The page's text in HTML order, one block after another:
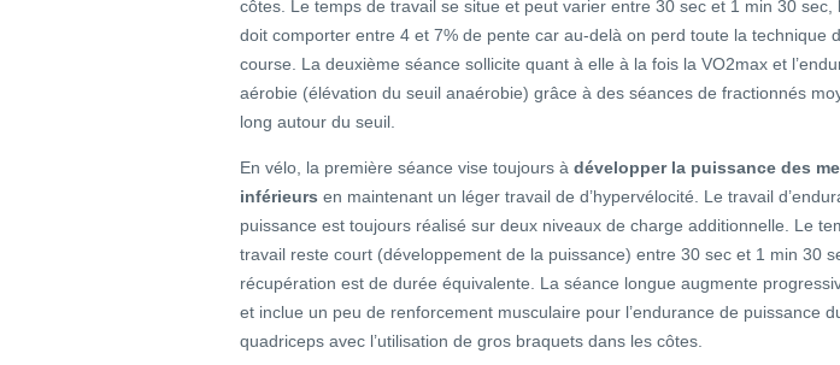
côtes. Le temps de travail se situe et peut varier entre 30 sec et 1 min 30 sec,
doit comporter entre 4 et 7% de pente car au-delà on perd toute la technique
course. La deuxième séance sollicite quant à elle à la fois la VO2max et
aérobie (élévation du seuil anaérobie) grâce à des séances de fractionnés
long autour du seuil.
En vélo, la première séance vise toujours à développer la puissance des
inférieurs en maintenant un léger travail de d’hypervélocité. Le travail
puissance est toujours réalisé sur deux niveaux de charge additionnelle. Le
travail reste court (développement de la puissance) entre 30 sec et 1 min 30
récupération est de durée équivalente. La séance longue augmente
et inclue un peu de renforcement musculaire pour l’endurance de puissance
quadriceps avec l’utilisation de gros braquets dans les côtes.